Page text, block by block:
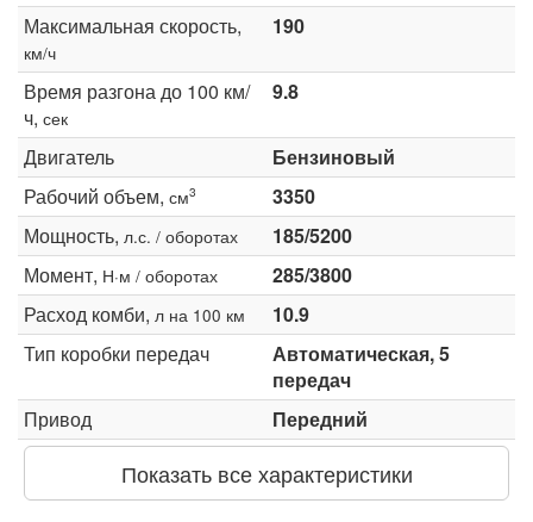
Максимальная скорость,
км/ч
190
Время разгона до 100 км/
ч, сек
9.8
Двигатель
Бензиновый
Рабочий объем, см3
3350
Мощность, л.с. / оборотах
185/5200
Момент, Н·м / оборотах
285/3800
Расход комби, л на 100 км
10.9
Тип коробки передач
Автоматическая, 5
передач
Привод
Передний
Показать все характеристики